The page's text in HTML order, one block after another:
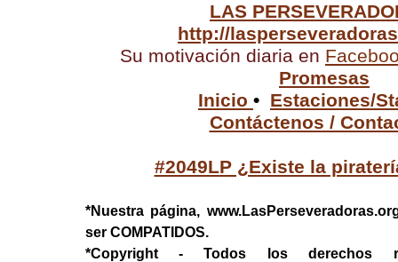
LAS
http://
Su motivación diaria en
Promesas
Inicio • Estaciones/
Contáctenos /
#2049LP ¿Existe la
*Nuestra página,
ser COMPATIDOS.
*Copyright - Todos los derechos